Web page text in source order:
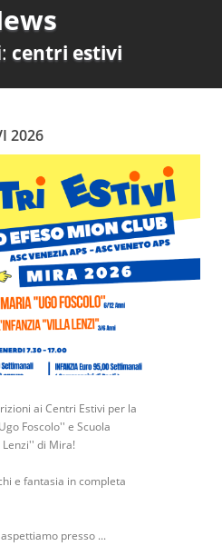
centri estivi
2026
ai Centri Estivi per la
Foscolo'' e Scuola
di Mira!
e fantasia in completa
presso ...